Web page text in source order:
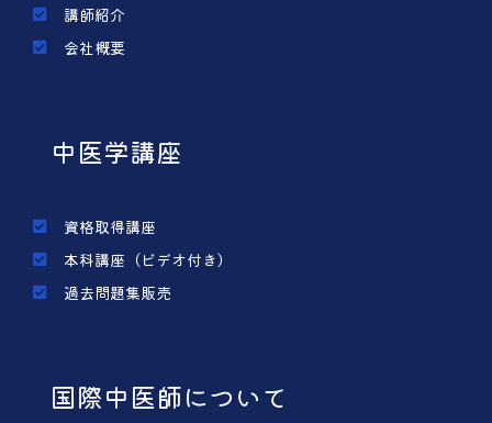
講師紹介
会社概要
中医学講座
資格取得講座
本科講座（ビデオ付き）
過去問題集販売
国際中医師について